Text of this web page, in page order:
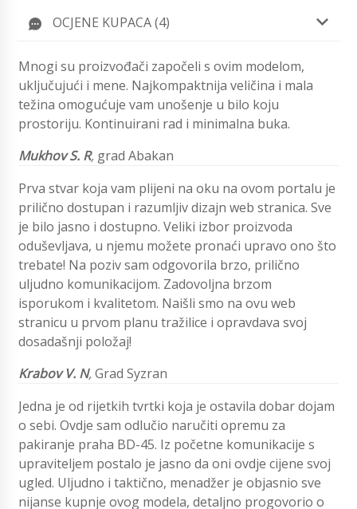
OCJENE KUPACA (4)
Mnogi su proizvođači započeli s ovim modelom,
uključujući i mene. Najkompaktnija veličina i mala
težina omogućuje vam unošenje u bilo koju
prostoriju. Kontinuirani rad i minimalna buka.
Mukhov S. R, grad Abakan
Prva stvar koja vam plijeni na oku na ovom portalu je
prilično dostupan i razumljiv dizajn web stranica. Sve
je bilo jasno i dostupno. Veliki izbor proizvoda
oduševljava, u njemu možete pronaći upravo ono što
trebate! Na poziv sam odgovorila brzo, prilično
uljudno komunikacijom. Zadovoljna brzom
isporukom i kvalitetom. Naišli smo na ovu web
stranicu u prvom planu tražilice i opravdava svoj
dosadašnji položaj!
Krabov V. N,Grad Syzran
Jedna je od rijetkih tvrtki koja je ostavila dobar dojam
o sebi. Ovdje sam odlučio naručiti opremu za
pakiranje praha BD-45. Iz početne komunikacije s
upraviteljem postalo je jasno da oni ovdje cijene svoj
ugled. Uljudno i taktično, menadžer je objasnio sve
nijanse kupnje ovog modela, detaljno progovorio o